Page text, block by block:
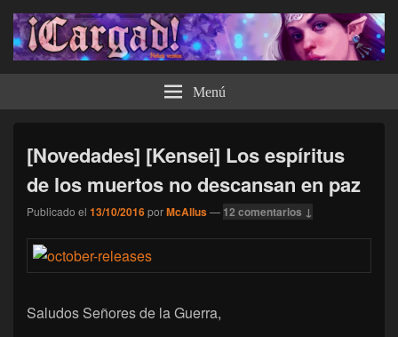
¡Cargad! Menú
[Novedades] [Kensei] Los espíritus
de los muertos no descansan en paz
Publicado el 13/10/2016porMcAllus— 12 comentarios ↓
Saludos Señores de la Guerra,